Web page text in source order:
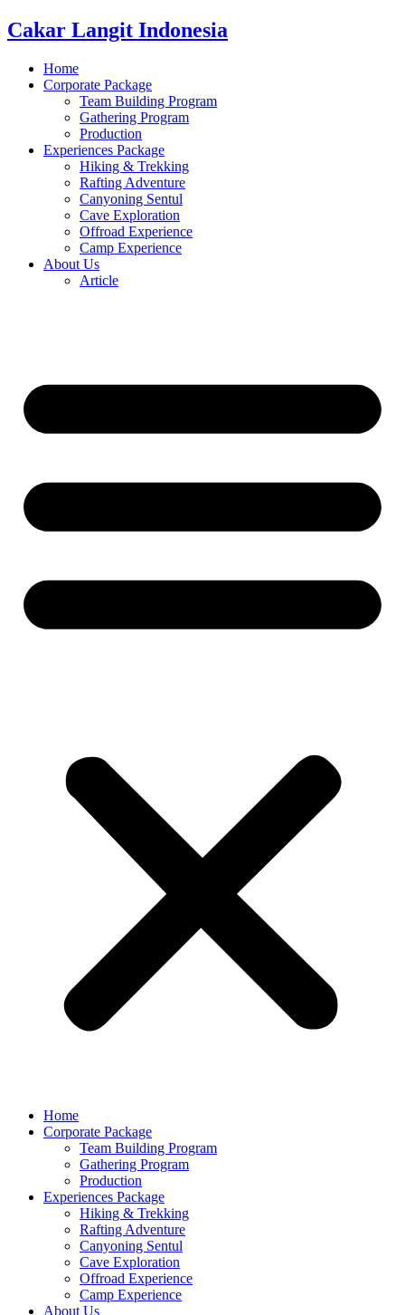
Cakar Langit Indonesia
Home
Corporate Package
Team Building Program
Gathering Program
Production
Experiences Package
Hiking & Trekking
Rafting Adventure
Canyoning Sentul
Cave Exploration
Offroad Experience
Camp Experience
About Us
Article
Home
Corporate Package
Team Building Program
Gathering Program
Production
Experiences Package
Hiking & Trekking
Rafting Adventure
Canyoning Sentul
Cave Exploration
Offroad Experience
Camp Experience
About Us